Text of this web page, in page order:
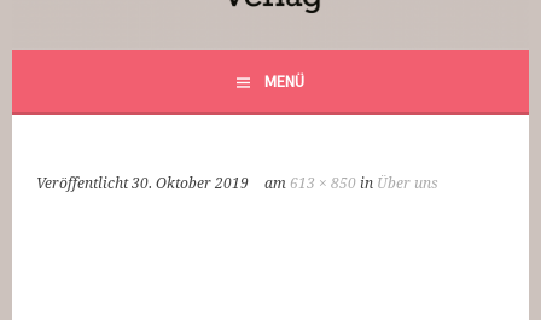
MENÜ
Veröffentlicht30. Oktober 2019 am 613 × 850 in Über uns